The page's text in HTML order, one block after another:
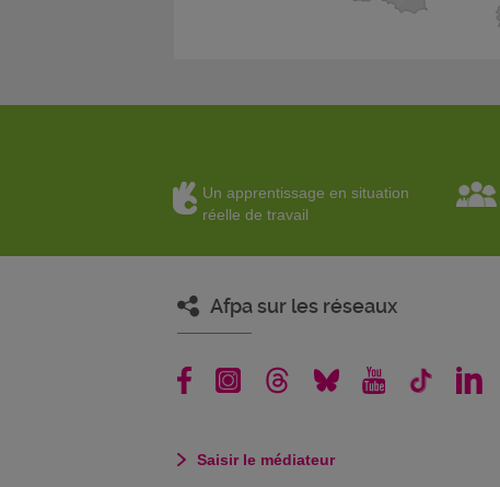
Un apprentissage en situation
réelle de travail
Afpa sur les réseaux
Saisir le médiateur